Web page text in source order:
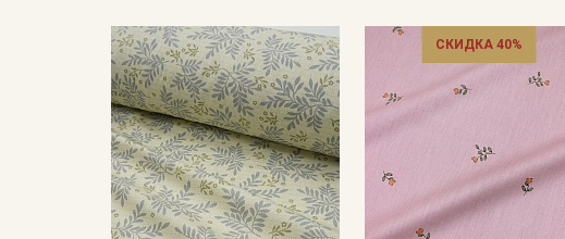
СКИДКА 40%